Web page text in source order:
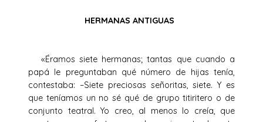
HERMANAS ANTIGUAS
«Éramos siete hermanas; tantas que cuando a
papá le preguntaban qué número de hijas tenía,
contestaba: –Siete preciosas señoritas, siete. Y es
que teníamos un no sé qué de grupo titiritero o de
conjunto teatral. Yo creo, al menos lo creía, que